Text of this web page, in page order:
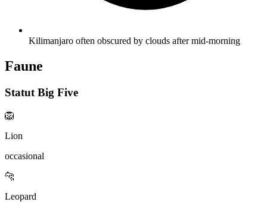
Kilimanjaro often obscured by clouds after mid-morning
Faune
Statut Big Five
🦁
Lion
occasional
🐆
Leopard